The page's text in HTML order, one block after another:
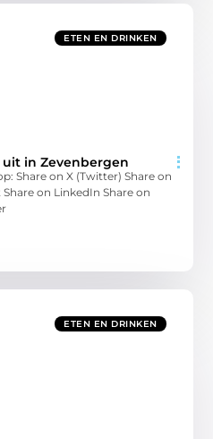
ETEN EN DRINKEN
in Zevenbergen
Share on X (Twitter) Share on
on LinkedIn Share on
ETEN EN DRINKEN